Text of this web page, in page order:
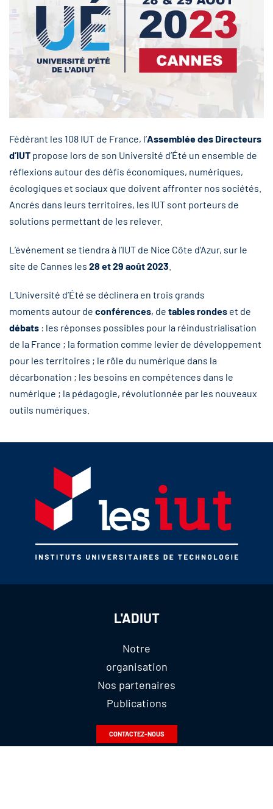
Fédérant les 108 IUT de France, l’Assemblée des Directeurs
d’IUT propose lors de son Université d’Été un ensemble de
réflexions autour des défis économiques, numériques,
écologiques et sociaux que doivent affronter nos sociétés.
Ancrés dans leurs territoires, les IUT sont porteurs de
solutions permettant de les relever.
L’événement se tiendra à l’IUT de Nice Côte d’Azur, sur le
site de Cannes les 28 et 29 août 2023
L’Université d’Été se déclinera en trois grands
moments autour de conférences, de tables rondes et de
débats : les réponses possibles pour la réindustrialisation
de la France ; la formation comme levier de développement
pour les territoires ; le rôle du numérique dans la
décarbonation ; les besoins en compétences dans le
numérique ; la pédagogie, révolutionnée par les nouveaux
outils numériques.
L'ADIUT
Notre
organisation
Nos partenaires
Publications
CONTACTEZ-NOUS